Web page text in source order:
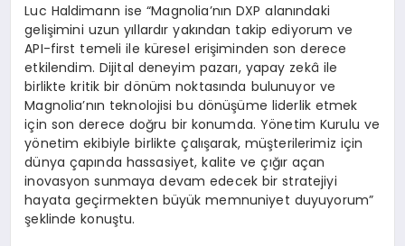
Luc Haldimann ise “Magnolia’nın DXP alanındaki
gelişimini uzun yıllardır yakından takip ediyorum ve
API-first temeli ile küresel erişiminden son derece
etkilendim. Dijital deneyim pazarı, yapay zekâ ile
birlikte kritik bir dönüm noktasında bulunuyor ve
Magnolia’nın teknolojisi bu dönüşüme liderlik etmek
için son derece doğru bir konumda. Yönetim Kurulu ve
yönetim ekibiyle birlikte çalışarak, müşterilerimiz için
dünya çapında hassasiyet, kalite ve çığır açan
inovasyon sunmaya devam edecek bir stratejiyi
hayata geçirmekten büyük memnuniyet duyuyorum”
şeklinde konuştu.